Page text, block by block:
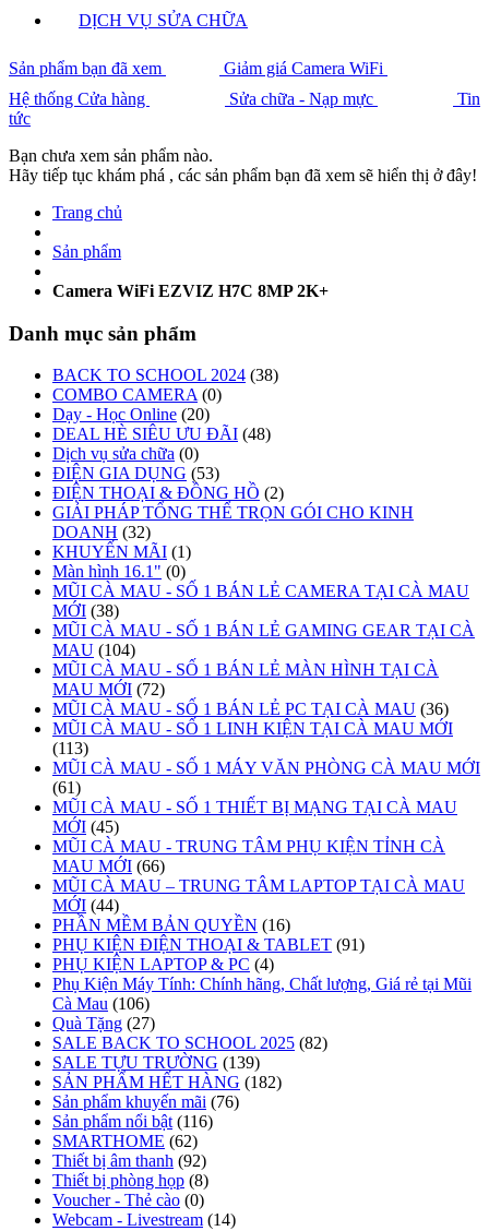
DỊCH VỤ SỬA CHỮA
Sản phẩm bạn đã xem
Giảm giá Camera WiFi
Hệ thống Cửa hàng
Sửa chữa - Nạp mực
Tin
tức
Bạn chưa xem sản phẩm nào.
Hãy tiếp tục khám phá , các sản phẩm bạn đã xem sẽ hiển thị ở đây!
Trang chủ
Sản phẩm
Camera WiFi EZVIZ H7C 8MP 2K+
Danh mục sản phẩm
BACK TO SCHOOL 2024 (38)
COMBO CAMERA (0)
Dạy - Học Online (20)
DEAL HÈ SIÊU ƯU ĐÃI (48)
Dịch vụ sửa chữa (0)
ĐIỆN GIA DỤNG (53)
ĐIỆN THOẠI & ĐỒNG HỒ (2)
GIẢI PHÁP TỔNG THỂ TRỌN GÓI CHO KINH
DOANH (32)
KHUYẾN MÃI (1)
Màn hình 16.1" (0)
MŨI CÀ MAU - SỐ 1 BÁN LẺ CAMERA TẠI CÀ MAU
MỚI (38)
MŨI CÀ MAU - SỐ 1 BÁN LẺ GAMING GEAR TẠI CÀ
MAU (104)
MŨI CÀ MAU - SỐ 1 BÁN LẺ MÀN HÌNH TẠI CÀ
MAU MỚI (72)
MŨI CÀ MAU - SỐ 1 BÁN LẺ PC TẠI CÀ MAU (36)
MŨI CÀ MAU - SỐ 1 LINH KIỆN TẠI CÀ MAU MỚI
(113)
MŨI CÀ MAU - SỐ 1 MÁY VĂN PHÒNG CÀ MAU MỚI
(61)
MŨI CÀ MAU - SỐ 1 THIẾT BỊ MẠNG TẠI CÀ MAU
MỚI (45)
MŨI CÀ MAU - TRUNG TÂM PHỤ KIỆN TỈNH CÀ
MAU MỚI (66)
MŨI CÀ MAU – TRUNG TÂM LAPTOP TẠI CÀ MAU
MỚI (44)
PHẦN MỀM BẢN QUYỀN (16)
PHỤ KIỆN ĐIỆN THOẠI & TABLET (91)
PHỤ KIỆN LAPTOP & PC (4)
Phụ Kiện Máy Tính: Chính hãng, Chất lượng, Giá rẻ tại Mũi
Cà Mau (106)
Quà Tặng (27)
SALE BACK TO SCHOOL 2025 (82)
SALE TỰU TRƯỜNG (139)
SẢN PHẨM HẾT HÀNG (182)
Sản phẩm khuyến mãi (76)
Sản phẩm nổi bật (116)
SMARTHOME (62)
Thiết bị âm thanh (92)
Thiết bị phòng họp (8)
Voucher - Thẻ cào (0)
Webcam - Livestream (14)